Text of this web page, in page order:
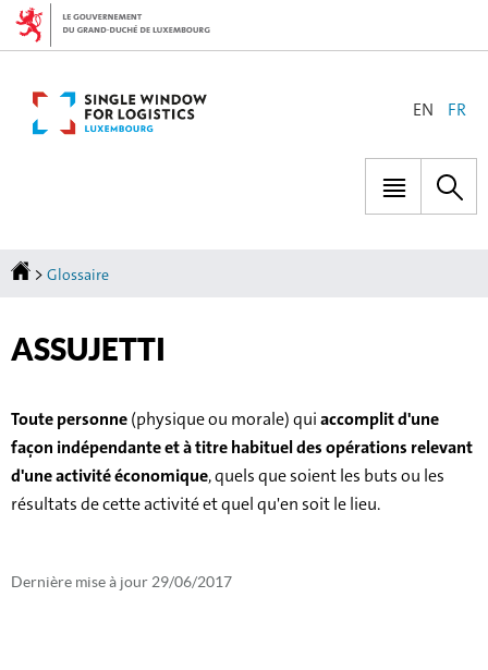
Aller
Aller
EN FR
Accueil
> Glossaire
ASSUJETTI
Toute personne(physique ou morale) quiaccomplit d'une
façon indépendante et à titre habituel des opérations relevant
d'une activité économique, quels que soient les buts ou les
résultats de cette activité et quel qu'en soit le lieu.
Dernière mise à jour 29/06/2017